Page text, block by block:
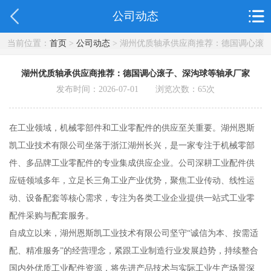
公司动态
当前位置： 首页> 公司动态> 湖州优质轴承供应商推荐：德国调心滚
湖州优质轴承供应商推荐：德国调心滚子、深沟球等轴承厂家
发布时间：2026-07-01 浏览次数： 65次
在工业领域，机械零部件和工业零配件的供应至关重要。湖州恩斯
凯工业技术有限公司坐落于浙江湖州长兴，是一家专注于机械零部
件、多品牌工业零配件的专业集成供应企业。公司深耕工业配件供
应链领域多年，立足长三角工业产业优势，聚焦工业传动、线性运
动、设备配套等核心需求，专注为各类工业企业提供一站式工业零
配件采购与配套服务。
自成立以来，湖州恩斯凯工业技术有限公司坚守“诚信为本、按需适
配、精准服务”的经营理念，紧跟工业制造行业发展趋势，持续整合
国内外优质工业配件资源，将先进产品技术与实际工业生产场景深